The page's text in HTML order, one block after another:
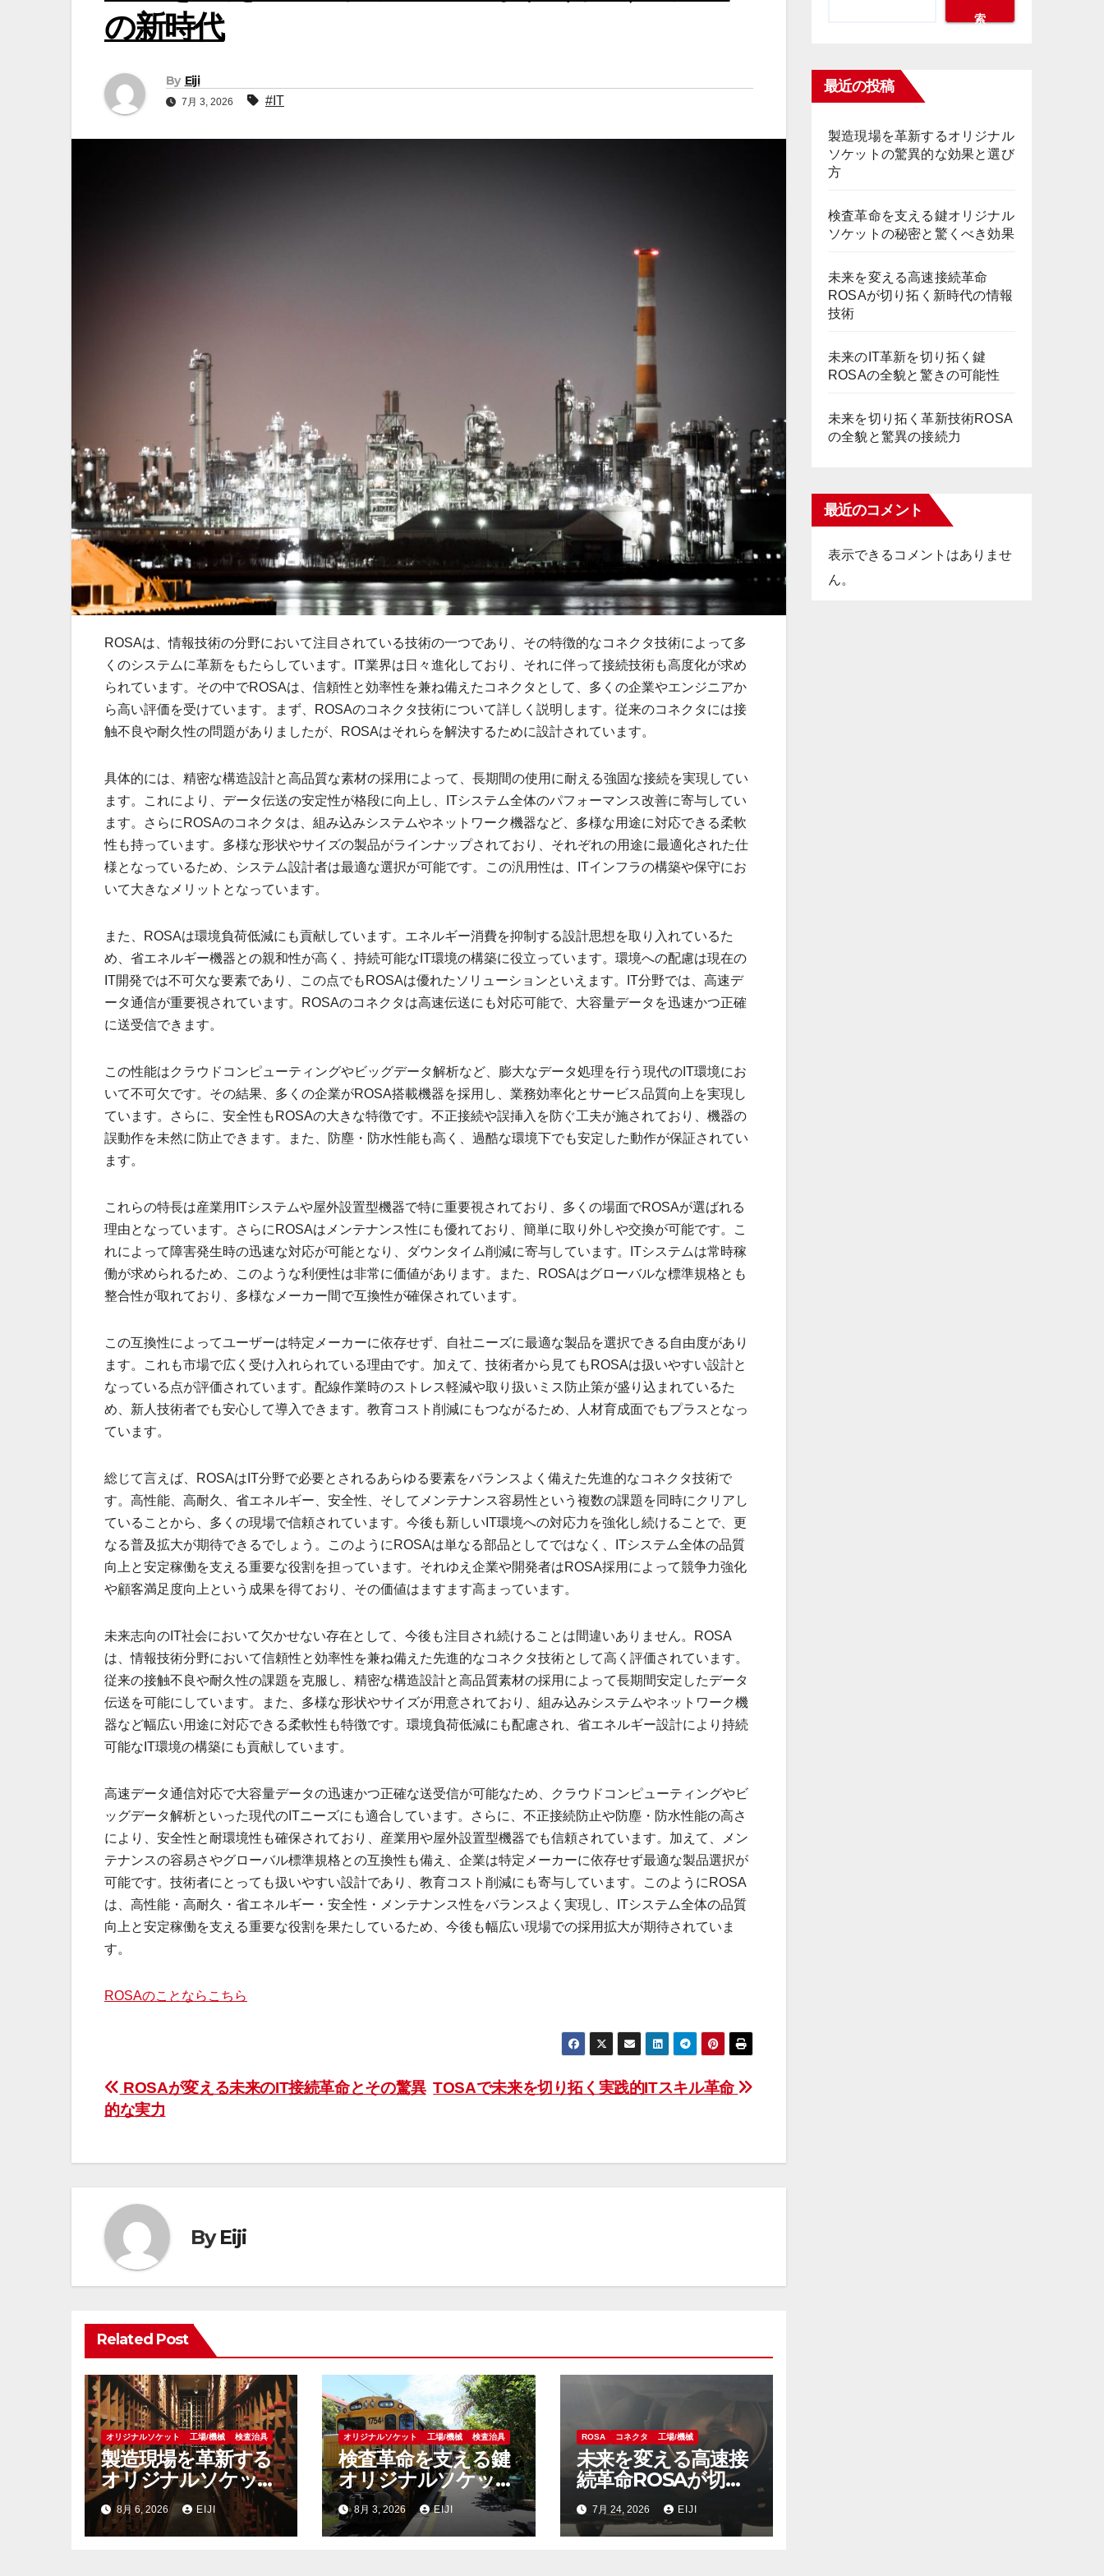
の新時代
By Eiji
7月 3, 2026 #IT
ROSAは、情報技術の分野において注目されている技術の一つであり、その特徴的なコネクタ技術によって多
くのシステムに革新をもたらしています。
IT業界は日々進化しており、それに伴って接続技術も高度化が求め
られています。その中でROSAは、信頼性と効率性を兼ね備えたコネクタとして、多くの企業やエンジニアか
ら高い評価を受けています。まず、ROSAのコネクタ技術について詳しく説明します。従来のコネクタには接
触不良や耐久性の問題がありましたが、ROSAはそれらを解決するために設計されています。
具体的には、精密な構造設計と高品質な素材の採用によって、長期間の使用に耐える強固な接続を実現してい
ます。これにより、データ伝送の安定性が格段に向上し、ITシステム全体のパフォーマンス改善に寄与してい
ます。さらにROSAのコネクタは、組み込みシステムやネットワーク機器など、多様な用途に対応できる柔軟
性も持っています。多様な形状やサイズの製品がラインナップされており、それぞれの用途に最適化された仕
様となっているため、システム設計者は最適な選択が可能です。この汎用性は、ITインフラの構築や保守にお
いて大きなメリットとなっています。
また、ROSAは環境負荷低減にも貢献しています。エネルギー消費を抑制する設計思想を取り入れているた
め、省エネルギー機器との親和性が高く、持続可能なIT環境の構築に役立っています。環境への配慮は現在の
IT開発では不可欠な要素であり、この点でもROSAは優れたソリューションといえます。IT分野では、高速デ
ータ通信が重要視されています。ROSAのコネクタは高速伝送にも対応可能で、大容量データを迅速かつ正確
に送受信できます。
この性能はクラウドコンピューティングやビッグデータ解析など、膨大なデータ処理を行う現代のIT環境にお
いて不可欠です。その結果、多くの企業がROSA搭載機器を採用し、業務効率化とサービス品質向上を実現し
ています。さらに、安全性もROSAの大きな特徴です。不正接続や誤挿入を防ぐ工夫が施されており、機器の
誤動作を未然に防止できます。また、防塵・防水性能も高く、過酷な環境下でも安定した動作が保証されてい
ます。
これらの特長は産業用ITシステムや屋外設置型機器で特に重要視されており、多くの場面でROSAが選ばれる
理由となっています。さらにROSAはメンテナンス性にも優れており、簡単に取り外しや交換が可能です。こ
れによって障害発生時の迅速な対応が可能となり、ダウンタイム削減に寄与しています。ITシステムは常時稼
働が求められるため、このような利便性は非常に価値があります。また、ROSAはグローバルな標準規格とも
整合性が取れており、多様なメーカー間で互換性が確保されています。
この互換性によってユーザーは特定メーカーに依存せず、自社ニーズに最適な製品を選択できる自由度があり
ます。これも市場で広く受け入れられている理由です。加えて、技術者から見てもROSAは扱いやすい設計と
なっている点が評価されています。配線作業時のストレス軽減や取り扱いミス防止策が盛り込まれているた
め、新人技術者でも安心して導入できます。教育コスト削減にもつながるため、人材育成面でもプラスとなっ
ています。
総じて言えば、ROSAはIT分野で必要とされるあらゆる要素をバランスよく備えた先進的なコネクタ技術で
す。高性能、高耐久、省エネルギー、安全性、そしてメンテナンス容易性という複数の課題を同時にクリアし
ていることから、多くの現場で信頼されています。今後も新しいIT環境への対応力を強化し続けることで、更
なる普及拡大が期待できるでしょう。このようにROSAは単なる部品としてではなく、ITシステム全体の品質
向上と安定稼働を支える重要な役割を担っています。それゆえ企業や開発者はROSA採用によって競争力強化
や顧客満足度向上という成果を得ており、その価値はますます高まっています。
未来志向のIT社会において欠かせない存在として、今後も注目され続けることは間違いありません。ROSA
は、情報技術分野において信頼性と効率性を兼ね備えた先進的なコネクタ技術として高く評価されています。
従来の接触不良や耐久性の課題を克服し、精密な構造設計と高品質素材の採用によって長期間安定したデータ
伝送を可能にしています。また、多様な形状やサイズが用意されており、組み込みシステムやネットワーク機
器など幅広い用途に対応できる柔軟性も特徴です。環境負荷低減にも配慮され、省エネルギー設計により持続
可能なIT環境の構築にも貢献しています。
高速データ通信対応で大容量データの迅速かつ正確な送受信が可能なため、クラウドコンピューティングやビ
ッグデータ解析といった現代のITニーズにも適合しています。さらに、不正接続防止や防塵・防水性能の高さ
により、安全性と耐環境性も確保されており、産業用や屋外設置型機器でも信頼されています。加えて、メン
テナンスの容易さやグローバル標準規格との互換性も備え、企業は特定メーカーに依存せず最適な製品選択が
可能です。技術者にとっても扱いやすい設計であり、教育コスト削減にも寄与しています。このようにROSA
は、高性能・高耐久・省エネルギー・安全性・メンテナンス性をバランスよく実現し、ITシステム全体の品質
向上と安定稼働を支える重要な役割を果たしているため、今後も幅広い現場での採用拡大が期待されていま
す。
ROSAのことならこちら
投
稿
ナ
ゲ
ー
シ
ョ
ン
TOSAで未来を切り拓く実践的ITスキル革命
ROSAが変える未来のIT接続革命とその驚異
的な実力
ByEiji
Related Post
オリジナルソケット 工場/機械 検査治具
製造現場を革新する
オリジナルソケット
の驚異的な効果と選
び方
8月 6, 2026 EIJI
オリジナルソケット 工場/機械 検査治具
検査革命を支える鍵
オリジナルソケット
の秘密と驚くべき効
果8月 3, 2026 EIJI
ROSA コネクタ 工場/機械
未来を変える高速接
続革命ROSAが切り
拓く新時代の情報技
術7月 24, 2026 EIJI
索
最近の投稿
製造現場を革新するオリジナル
ソケットの驚異的な効果と選び
方
検査革命を支える鍵オリジナル
ソケットの秘密と驚くべき効果
未来を変える高速接続革命
ROSAが切り拓く新時代の情報
技術
未来のIT革新を切り拓く鍵
ROSAの全貌と驚きの可能性
未来を切り拓く革新技術ROSA
の全貌と驚異の接続力
最近のコメント
表示できるコメントはありませ
ん。